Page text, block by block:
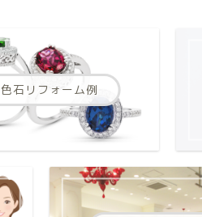
色石リフォーム例